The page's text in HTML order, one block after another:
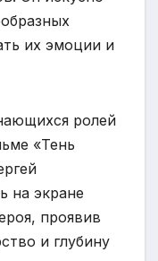
их эмоции и
ролей
«Тень
на экране
проявив
и глубину